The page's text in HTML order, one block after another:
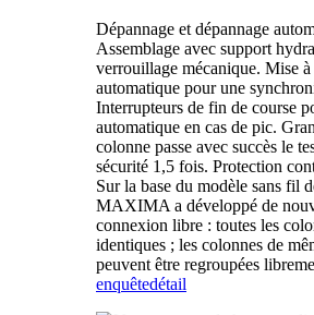
Dépannage et dépannage
Assemblage avec support
verrouillage mécanique. Mise à
automatique pour une
Interrupteurs de fin de course
automatique en cas de pic.
colonne passe avec succès le
sécurité 1,5 fois. Protection
Sur la base du modèle sans fil
MAXIMA a développé de
connexion libre : toutes les
identiques ; les colonnes de
peuvent être regroupées
enquêtedétail